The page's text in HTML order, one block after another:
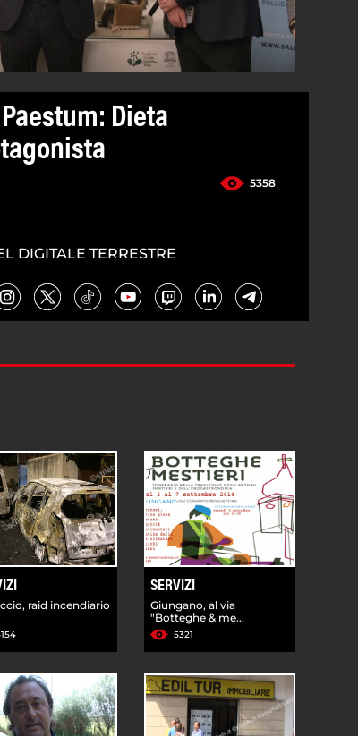
Dieta
5358
DIGITALE TERRESTRE
raid incendiario
SERVIZI
Giungano, al via
"Botteghe & me...
5321